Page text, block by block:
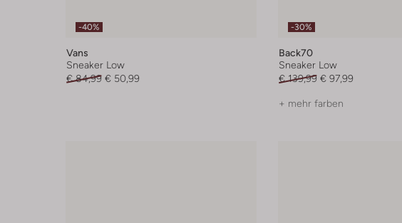
-40%
Vans
Sneaker Low
€ 84,99 € 50,99
-30%
Back70
Sneaker Low
€ 139,99 € 97,99
+ mehr farben